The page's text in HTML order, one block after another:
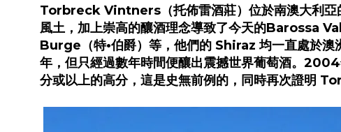
Torbreck Vintners（托佈雷酒莊）位於南澳大利
風土，加上崇高的釀酒理念導致了今天的Barossa
Burge（特•伯爵）等，他們的 Shiraz 均一直處於
年，但只經過數年時間便釀出震撼世界葡萄酒。
分或以上的高分，這是史無前例的，同時再次證明